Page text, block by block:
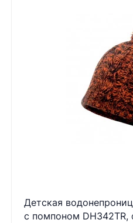
Детская
с помпоном DH342TR,